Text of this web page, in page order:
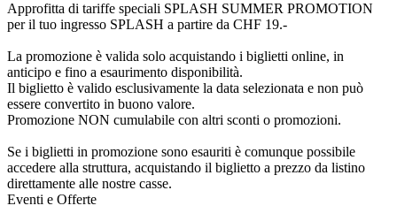
Approfitta di tariffe speciali SPLASH SUMMER PROMOTION
per il tuo ingresso SPLASH a partire da CHF 19.-
La promozione è valida solo acquistando i biglietti online, in
anticipo e fino a esaurimento disponibilità.
Il biglietto è valido esclusivamente la data selezionata e non può
essere convertito in buono valore.
Promozione NON cumulabile con altri sconti o promozioni.
Se i biglietti in promozione sono esauriti è comunque possibile
accedere alla struttura, acquistando il biglietto a prezzo da listino
direttamente alle nostre casse.
Eventi e Offerte